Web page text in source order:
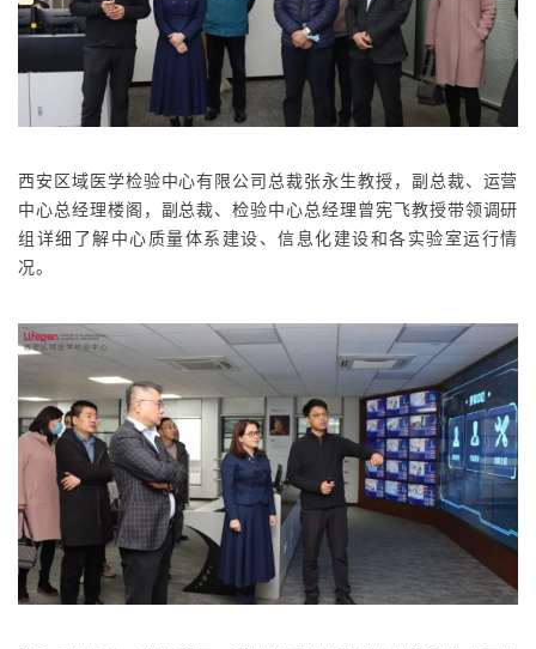
西安区域医学检验中心有限公司总裁张永生教授，副总裁、运营
中心总经理楼阁，副总裁、检验中心总经理曾宪飞教授带领调研
组详细了解中心质量体系建设、信息化建设和各实验室运行情
况。